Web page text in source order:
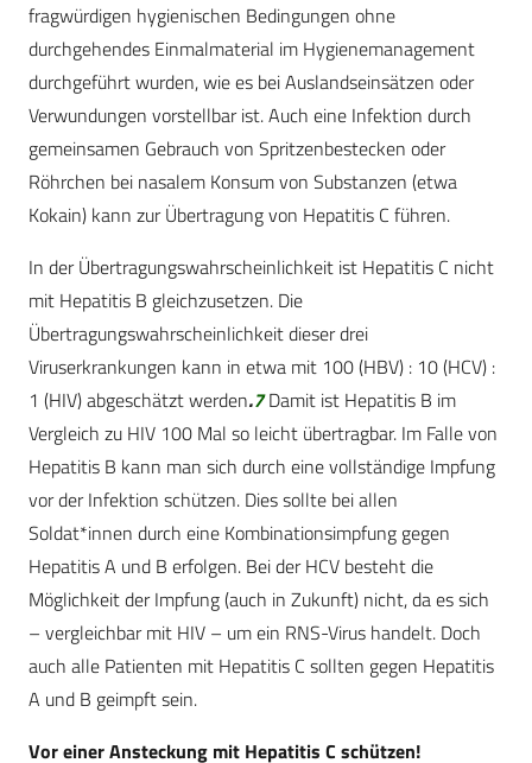
fragwürdigen hygienischen Bedingungen ohne
durchgehendes Einmalmaterial im Hygienemanagement
durchgeführt wurden, wie es bei Auslandseinsätzen oder
Verwundungen vorstellbar ist. Auch eine Infektion durch
gemeinsamen Gebrauch von Spritzenbestecken oder
Röhrchen bei nasalem Konsum von Substanzen (etwa
Kokain) kann zur Übertragung von Hepatitis C führen.
In der Übertragungswahrscheinlichkeit ist Hepatitis C nicht
mit Hepatitis B gleichzusetzen. Die
Übertragungswahrscheinlichkeit dieser drei
Viruserkrankungen kann in etwa mit 100 (HBV) : 10 (HCV) :
1 (HIV) abgeschätzt werden.7Damit ist Hepatitis B im
Vergleich zu HIV 100 Mal so leicht übertragbar. Im Falle von
Hepatitis B kann man sich durch eine vollständige Impfung
vor der Infektion schützen. Dies sollte bei allen
Soldat*innen durch eine Kombinationsimpfung gegen
Hepatitis A und B erfolgen. Bei der HCV besteht die
Möglichkeit der Impfung (auch in Zukunft) nicht, da es sich
– vergleichbar mit HIV – um ein RNS-Virus handelt. Doch
auch alle Patienten mit Hepatitis C sollten gegen Hepatitis
A und B geimpft sein.
Vor einer Ansteckung mit Hepatitis C schützen!